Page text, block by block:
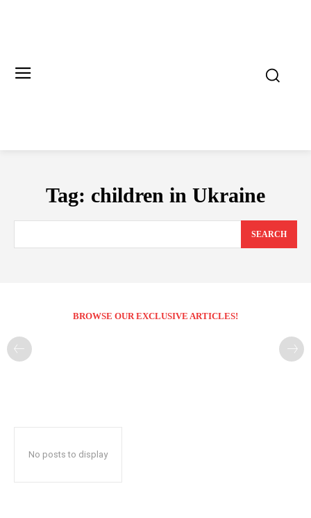
Tag: children in Ukraine
SEARCH
BROWSE OUR EXCLUSIVE ARTICLES!
No posts to display